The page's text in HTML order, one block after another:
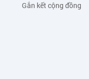
Gắn kết cộng đồng